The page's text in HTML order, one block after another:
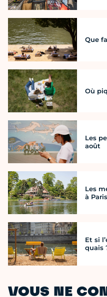
Que
Où
Les
août
Les
à Paris
Et si
quais
VOUS NE